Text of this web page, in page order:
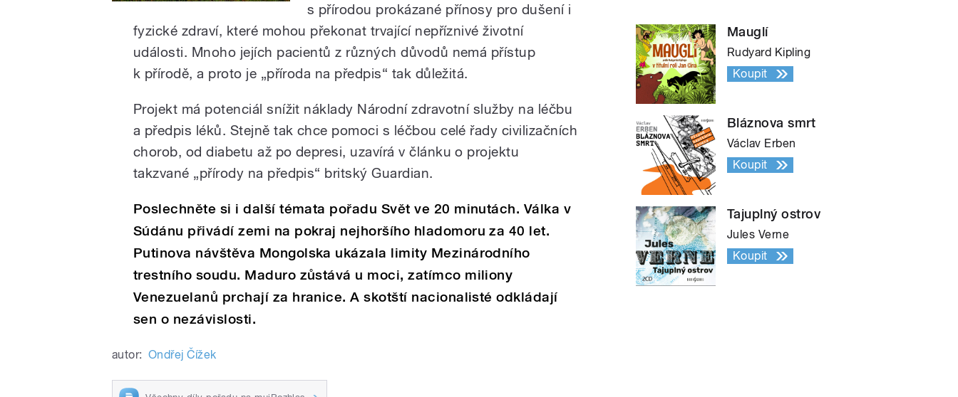
s přírodou prokázané přínosy pro dušení i
fyzické zdraví, které mohou překonat trvající nepříznivé životní
události. Mnoho jejích pacientů z různých důvodů nemá přístup
k přírodě, a proto je „příroda na předpis“ tak důležitá.
Projekt má potenciál snížit náklady Národní zdravotní služby na léčbu
a předpis léků. Stejně tak chce pomoci s léčbou celé řady civilizačních
chorob, od diabetu až po depresi, uzavírá v článku o projektu
takzvané „přírody na předpis“ britský Guardian.
Poslechněte si i další témata pořadu Svět ve 20 minutách. Válka v
Súdánu přivádí zemi na pokraj nejhoršího hladomoru za 40 let.
Putinova návštěva Mongolska ukázala limity Mezinárodního
trestního soudu. Maduro zůstává u moci, zatímco miliony
Venezuelanů prchají za hranice. A skotští nacionalisté odkládají
sen o nezávislosti.
autor: Ondřej Čížek
Mauglí
Rudyard Kipling
Koupit
Bláznova smrt
Václav Erben
Koupit
Tajuplný ostrov
Jules Verne
Koupit